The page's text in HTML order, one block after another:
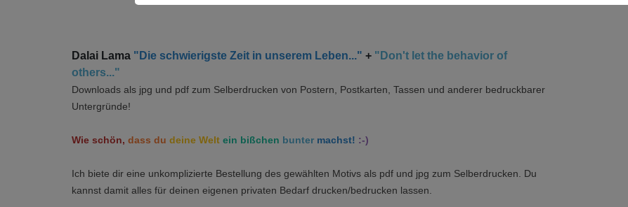
Dalai Lama "Die schwierigste Zeit in unserem Leben..." + "Don't let the behavior of
others..."
Downloads als jpg und pdf zum Selberdrucken von Postern, Postkarten, Tassen und anderer bedruckbarer
Untergründe!
Wie schön, dass du deine Welt ein bißchen bunter machst! :-)
Ich biete dir eine unkomplizierte Bestellung des gewählten Motivs als pdf und jpg zum Selberdrucken. Du
kannst damit alles für deinen eigenen privaten Bedarf drucken/bedrucken lassen.